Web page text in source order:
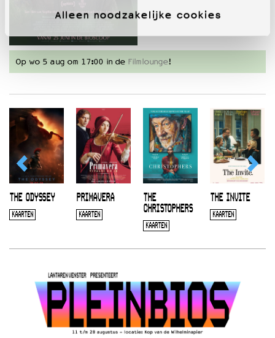
Alleen noodzakelijke cookies
Op wo 5 aug om 17:00 in de Filmlounge!
THE ODYSSEY
KAARTEN
PRIMAVERA
KAARTEN
THE
CHRISTOPHERS
KAARTEN
THE INVITE
KAARTEN